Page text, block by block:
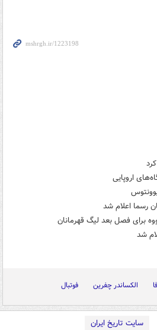
اروپایی
رسما اعلام شد
برای فصل بعد لیگ قهرمانان
الکساندر چفرین فوتبال
سایت تاریخ ایران